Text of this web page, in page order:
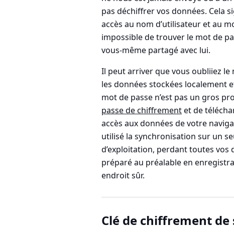
pas déchiffrer vos données. Cela
accès au nom d’utilisateur et au
impossible de trouver le mot de
vous-même partagé avec lui.
Il peut arriver que vous oubliiez le
les données stockées localement
mot de passe n’est pas un gros
passe de chiffrementet de
accès aux données de votre
utilisé la synchronisation sur un
d’exploitation, perdant toutes vos
préparé au préalable en
endroit sûr.
Clé de chiffrement de